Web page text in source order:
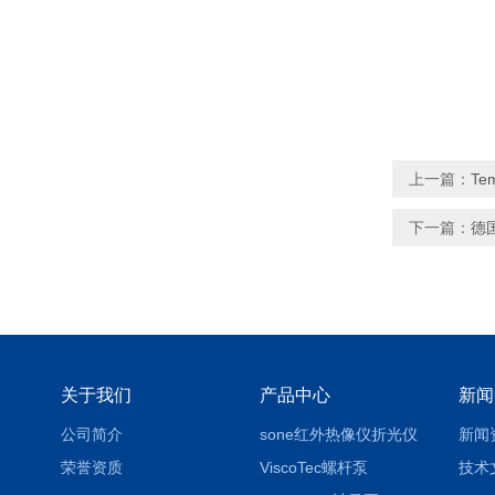
上一篇：
下一篇： 德
关于我们
公司简介
荣誉资质
产品中心
sone红外热像仪折光仪
ViscoTec螺杆泵
新
新闻
技术